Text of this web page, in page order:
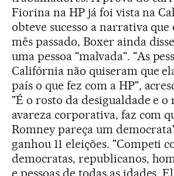
Fiorina na HP já foi vista na
obteve sucesso a narrativa
mês passado, Boxer ainda
uma pessoa "malvada". "As
Califórnia não quiseram que
país o que fez com a HP",
"É o rosto da desigualdade e o
avareza corporativa, faz com
Romney pareça um
ganhou 11 eleições. "Competi
democratas, republicanos,
e pessoas de todas as idades.